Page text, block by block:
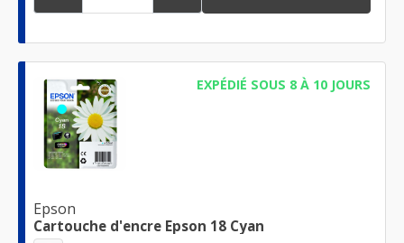
EXPÉDIÉ SOUS 8 À 10 JOURS
Epson
Cartouche d'encre Epson 18 Cyan